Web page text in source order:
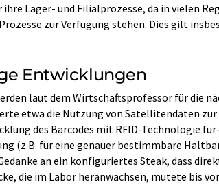
Lager- und Filialprozesse, da in vielen
zur Verfügung stehen. Dies gilt
Entwicklungen
laut dem Wirtschaftsprofessor für die
etwa die Nutzung von Satellitendaten
des Barcodes mit RFID-Technologie für
(z.B. für eine genauer bestimmbare
an ein konfiguriertes Steak, dass
die im Labor heranwachsen, mutete bis